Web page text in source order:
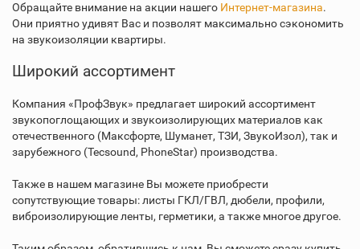
Обращайте внимание на акции нашего Интернет-магазина.
Они приятно удивят Вас и позволят максимально сэкономить
на звукоизоляции квартиры.
Широкий ассортимент
Компания «ПрофЗвук» предлагает широкий ассортимент
звукопоглощающих и звукоизолирующих материалов как
отечественного (Максфорте, Шуманет, ТЗИ, ЗвукоИзол), так и
зарубежного (Tecsound, PhoneStar) производства.
Также в нашем магазине Вы можете приобрести
сопутствующие товары: листы ГКЛ/ГВЛ, дюбели, профили,
виброизолирующие ленты, герметики, а также многое другое.